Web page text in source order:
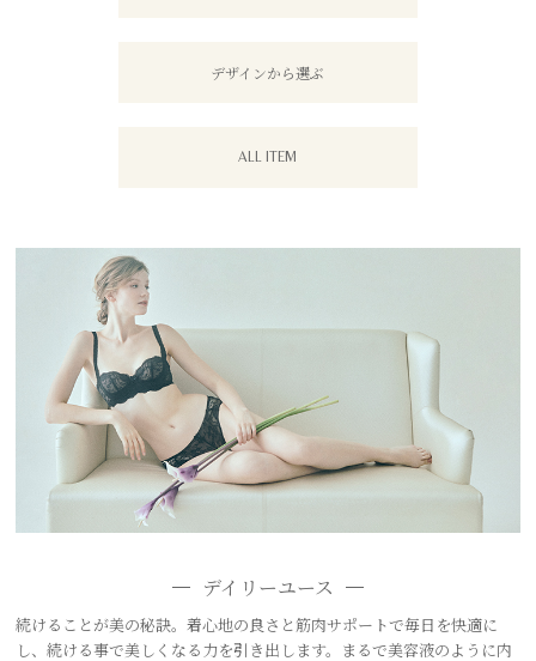
デザインから選ぶ
ALL ITEM
デイリーユース
続けることが美の秘訣。着心地の良さと筋肉サポートで毎日を快適に
し、続ける事で美しくなる力を引き出します。まるで美容液のように内